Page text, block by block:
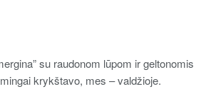
su raudonom lūpom ir geltonomis
krykštavo, mes – valdžioje.